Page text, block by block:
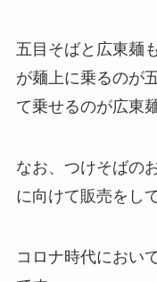
五目そばと広東麺
が麺上に乗るのが
て乗せるのが広東
なお、つけそばの
に向けて販売をし
コロナ時代におい